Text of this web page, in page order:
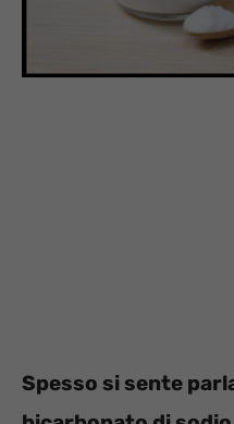
Spesso si sente